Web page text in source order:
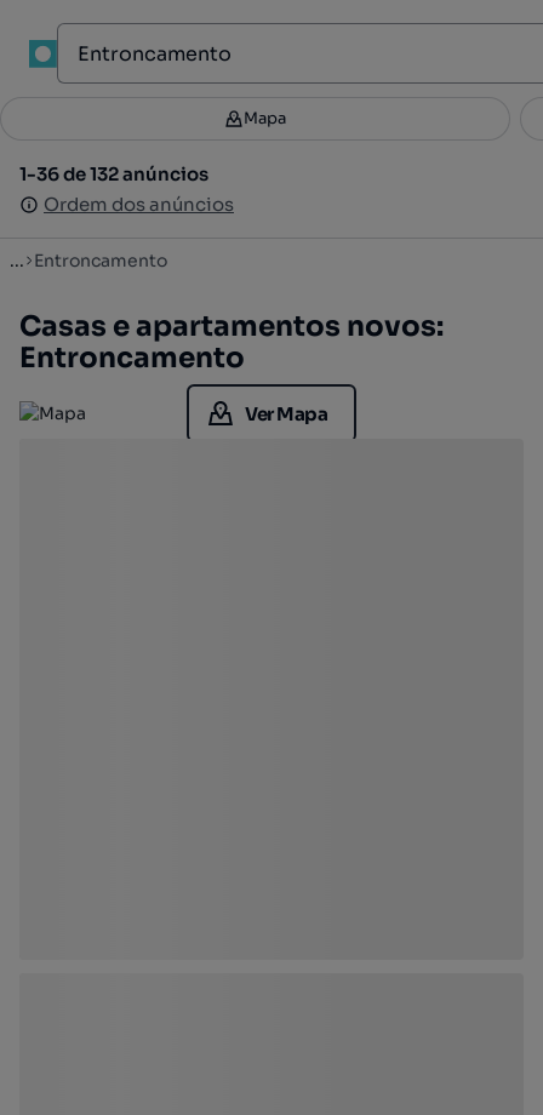
Filtros 2
1-36 de 132 anúncios
Ordem dos anúncios
Mapa
1-36 de 132 anúncios
Ordem dos anúncios
... Entroncamento
Casas e apartamentos novos:
Entroncamento
Ver Mapa